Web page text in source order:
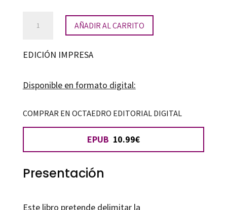
learning
AÑADIR AL CARRITO
EDICIÓN IMPRESA
Disponible en formato digital:
COMPRAR EN OCTAEDRO EDITORIAL DIGITAL
EPUB 10.99€
Presentación
Este libro pretende delimitar la